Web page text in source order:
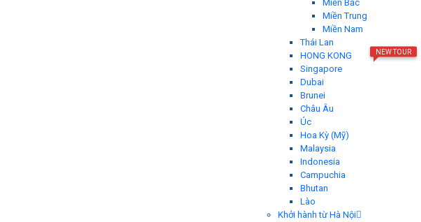
Miền Bắc
Miền Trung
Miền Nam
Thái Lan
NEW TOUR
HONG KONG
Singapore
Dubai
Brunei
Châu Âu
Úc
Hoa Kỳ (Mỹ)
Malaysia
Indonesia
Campuchia
Bhutan
Lào
Khởi hành từ Hà Nội